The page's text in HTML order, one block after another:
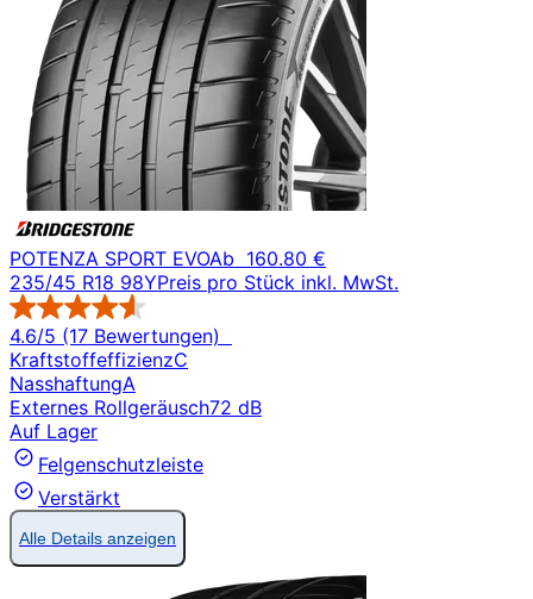
POTENZA SPORT EVOAb 160.80 €
235/45 R18 98YPreis pro Stück inkl. MwSt.
4.6/5 (17 Bewertungen)
KraftstoffeffizienzC
NasshaftungA
Externes Rollgeräusch72 dB
Auf Lager
Felgenschutzleiste
Verstärkt
Alle Details anzeigen